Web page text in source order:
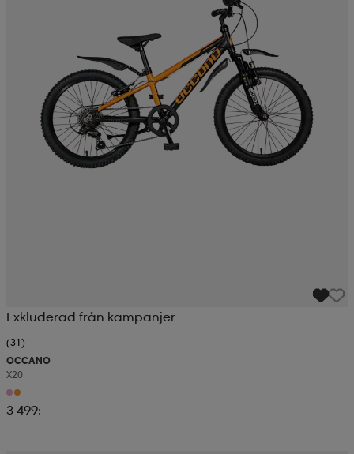
Exkluderad från kampanjer
(31)
OCCANO
X20
3 499:-